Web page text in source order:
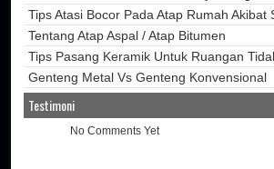
Tips Atasi Bocor Pada Atap Rumah Akibat
Tentang Atap Aspal / Atap Bitumen
Tips Pasang Keramik Untuk Ruangan
Genteng Metal Vs Genteng Konvensional
Testimoni
No Comments Yet